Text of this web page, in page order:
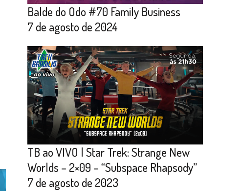
Balde do Odo #70 Family Business
7 de agosto de 2024
TB ao VIVO | Star Trek: Strange New
Worlds – 2×09 – “Subspace Rhapsody”
7 de agosto de 2023